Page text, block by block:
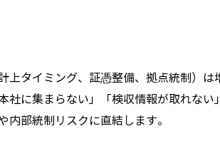
上タイミング、証憑整備、拠点統制）は
に集まらない」「検収情報が取れない」
内部統制リスクに直結します。